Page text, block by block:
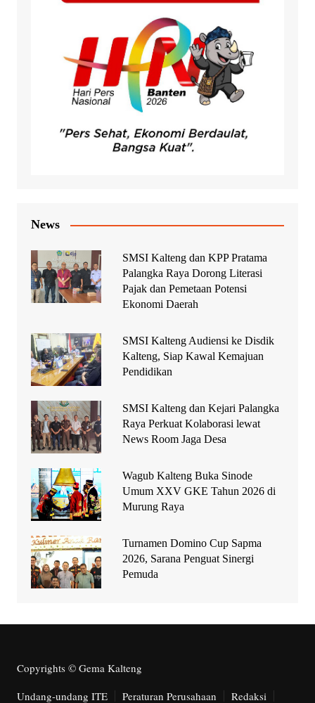
News
SMSI Kalteng dan KPP Pratama
Palangka Raya Dorong Literasi
Pajak dan Pemetaan Potensi
Ekonomi Daerah
SMSI Kalteng Audiensi ke Disdik
Kalteng, Siap Kawal Kemajuan
Pendidikan
SMSI Kalteng dan Kejari Palangka
Raya Perkuat Kolaborasi lewat
News Room Jaga Desa
Wagub Kalteng Buka Sinode
Umum XXV GKE Tahun 2026 di
Murung Raya
Turnamen Domino Cup Sapma
2026, Sarana Penguat Sinergi
Pemuda
Copyrights © Gema Kalteng
Undang-undang ITE
Peraturan Perusahaan Redaksi